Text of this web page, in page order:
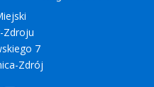
Zdroju
7
Zdrój